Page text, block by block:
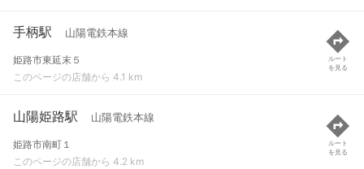
手柄駅 山陽電鉄本線
姫路市東延末５
このページの店舗から 4.1 km
ルート
を見る
山陽姫路駅 山陽電鉄本線
姫路市南町１
このページの店舗から 4.2 km
ルート
を見る